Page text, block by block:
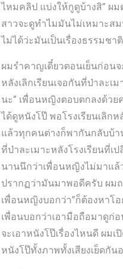
ไหมคลิป แบ่งให้กูดูบ้างสิ” ผม
สาวจะดูทำไมมันไม่เหมาะส
ไม่ได้ว่ะมันเป็นเรื่องธรรมชา
ผมรำคาญเดี๋ยวตอนเย็นก่อน
หลังเลิกเรียนเจอกันที่ป่าละเม
นะ” เพื่อนหญิงตอบตกลงด้วย
ได้ดูหนังโป๊ พอโรงเรียนเลิกห
แล้วทุกคนต่างก็พากันกลับบ้
ที่ป่าละเมาะหลังโรงเรียนที่เ
นานนึกว่าเพื่อนหญิงไม่มาแล้
ปรากฏว่ามันมาพอดีครับ ผม
เพื่อนหญิงบอกว่า”ก็ต้องหาโ
เพื่อนบอกว่าเอามือถือมาดูก่อ
จะเอาหนังโป๊เรื่องไหนดี ผม
หนังโป๊ทั้งภาพทั้งเสียงเย็ดกัน